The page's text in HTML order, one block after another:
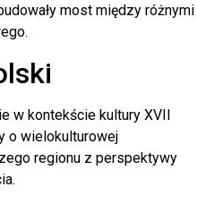
most między różnymi
w kontekście kultury XVII
o wielokulturowej
regionu z perspektywy